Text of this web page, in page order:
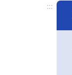
:::